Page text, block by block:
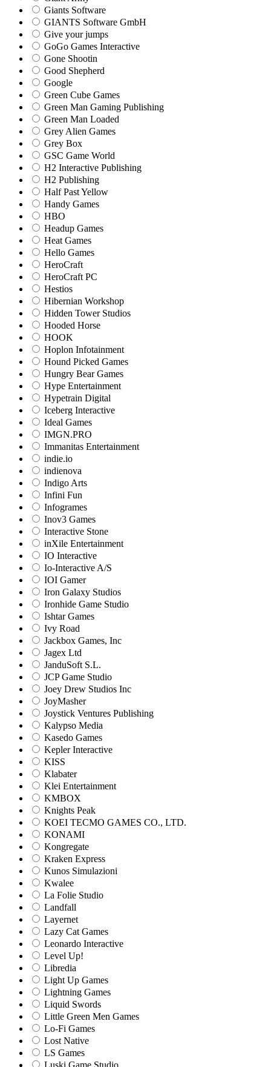
Giants Software
GIANTS Software GmbH
Give your jumps
GoGo Games Interactive
Gone Shootin
Good Shepherd
Google
Green Cube Games
Green Man Gaming Publishing
Green Man Loaded
Grey Alien Games
Grey Box
GSC Game World
H2 Interactive Publishing
H2 Publishing
Half Past Yellow
Handy Games
HBO
Headup Games
Heat Games
Hello Games
HeroCraft
HeroCraft PC
Hestios
Hibernian Workshop
Hidden Tower Studios
Hooded Horse
HOOK
Hoplon Infotainment
Hound Picked Games
Hungry Bear Games
Hype Entertainment
Hypetrain Digital
Iceberg Interactive
Ideal Games
IMGN.PRO
Immanitas Entertainment
indie.io
indienova
Indigo Arts
Infini Fun
Infogrames
Inov3 Games
Interactive Stone
inXile Entertainment
IO Interactive
Io-Interactive A/S
IOI Gamer
Iron Galaxy Studios
Ironhide Game Studio
Ishtar Games
Ivy Road
Jackbox Games, Inc
Jagex Ltd
JanduSoft S.L.
JCP Game Studio
Joey Drew Studios Inc
JoyMasher
Joystick Ventures Publishing
Kalypso Media
Kasedo Games
Kepler Interactive
KISS
Klabater
Klei Entertainment
KMBOX
Knights Peak
KOEI TECMO GAMES CO., LTD.
KONAMI
Kongregate
Kraken Express
Kunos Simulazioni
Kwalee
La Folie Studio
Landfall
Layernet
Lazy Cat Games
Leonardo Interactive
Level Up!
Libredia
Light Up Games
Lightning Games
Liquid Swords
Little Green Men Games
Lo-Fi Games
Lost Native
LS Games